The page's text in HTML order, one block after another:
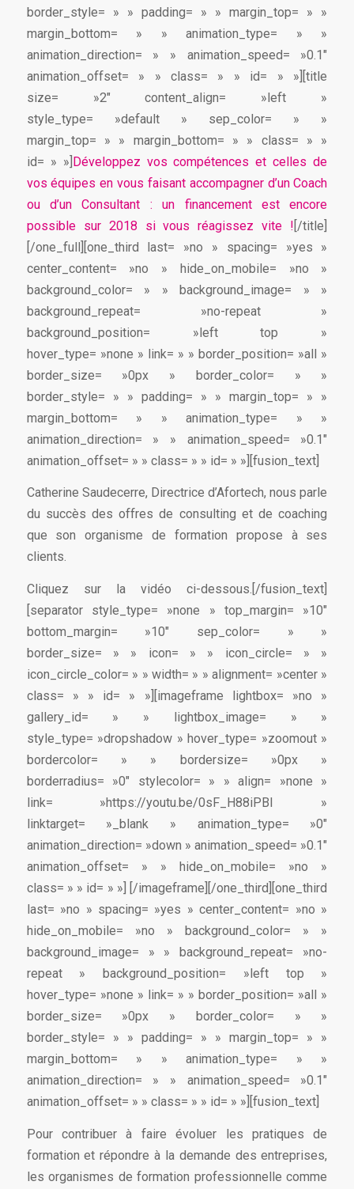
border_style= » » padding= » » margin_top= » »
margin_bottom= » » animation_type= » »
animation_direction= » » animation_speed= »0.1″
animation_offset= » » class= » » id= » »][title
size= »2″ content_align= »left »
style_type= »default » sep_color= » »
margin_top= » » margin_bottom= » » class= » »
id= » »] Développez vos compétences et celles de
vos équipes en vous faisant accompagner d’un Coach
ou d’un Consultant : un financement est encore
possible sur 2018 si vous réagissez vite ![/title]
[/one_full][one_third last= »no » spacing= »yes »
center_content= »no » hide_on_mobile= »no »
background_color= » » background_image= » »
background_repeat= »no-repeat »
background_position= »left top »
hover_type= »none » link= » » border_position= »all »
border_size= »0px » border_color= » »
border_style= » » padding= » » margin_top= » »
margin_bottom= » » animation_type= » »
animation_direction= » » animation_speed= »0.1″
animation_offset= » » class= » » id= » »][fusion_text]
Catherine Saudecerre, Directrice d’Afortech, nous parle
du succès des offres de consulting et de coaching
que son organisme de formation propose à ses
clients.
Cliquez sur la vidéo ci-dessous.[/fusion_text]
[separator style_type= »none » top_margin= »10″
bottom_margin= »10″ sep_color= » »
border_size= » » icon= » » icon_circle= » »
icon_circle_color= » » width= » » alignment= »center »
class= » » id= » »][imageframe lightbox= »no »
gallery_id= » » lightbox_image= » »
style_type= »dropshadow » hover_type= »zoomout »
bordercolor= » » bordersize= »0px »
borderradius= »0″ stylecolor= » » align= »none »
link= »https://youtu.be/0sF_H88iPBI »
linktarget= »_blank » animation_type= »0″
animation_direction= »down » animation_speed= »0.1″
animation_offset= » » hide_on_mobile= »no »
class= » » id= » »] [/imageframe][/one_third][one_third
last= »no » spacing= »yes » center_content= »no »
hide_on_mobile= »no » background_color= » »
background_image= » » background_repeat= »no-
repeat » background_position= »left top »
hover_type= »none » link= » » border_position= »all »
border_size= »0px » border_color= » »
border_style= » » padding= » » margin_top= » »
margin_bottom= » » animation_type= » »
animation_direction= » » animation_speed= »0.1″
animation_offset= » » class= » » id= » »][fusion_text]
Pour contribuer à faire évoluer les pratiques de
formation et répondre à la demande des entreprises,
les organismes de formation professionnelle comme